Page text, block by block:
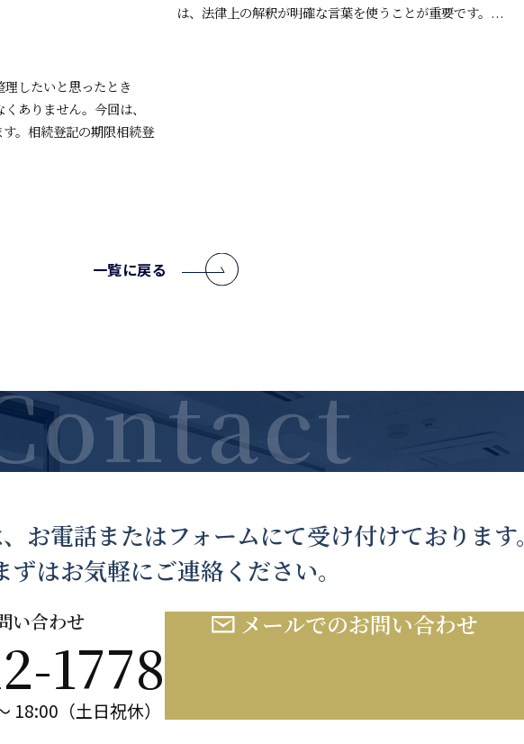
は、法律上の解釈が明確な言葉を使うことが重要です。...
したいと思ったとき
ありません。今回は、
。相続登記の期限相続登
一覧に戻る
お電話またはフォームにて受け付けております。
ずはお気軽にご連絡ください。
い合わせ
1778
18:00（土日祝休）
メールでのお問い合わせ